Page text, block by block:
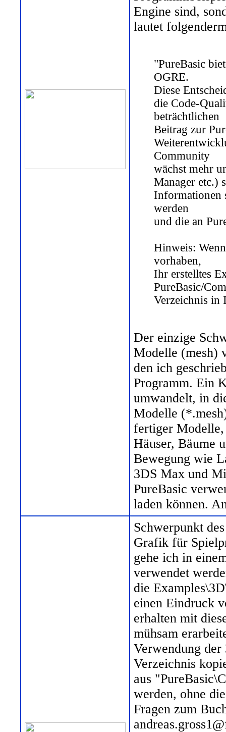
Engine sind,
lautet
"PureBasic
OGRE.
Diese
die Code-
beträchtlichen
Beitrag zur
Community
wächst mehr
Manager etc.)
Informationen
werden
und die an
Hinweis:
vorhaben,
Ihr erstelltes
PureBasic/
Verzeichnis in
Der einzige
Modelle (mesh)
den ich
Programm. Ein
umwandelt, in
Modelle
fertiger Modelle,
Häuser, Bäume
Bewegung wie
3DS Max und
PureBasic
laden können.
Schwerpunkt
Grafik für
gehe ich in
verwendet
die
einen Eindruck
erhalten mit
mühsam
Verwendung
Verzeichnis
aus
werden, ohne
Fragen zum